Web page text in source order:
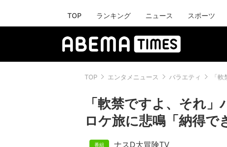
TOP ランキング ニュース スポーツ
TOP エンタメニュース バラエティ 「
「軟禁ですよ、それ
ロケ旅に悲鳴「納得で
ナスD大冒険TV